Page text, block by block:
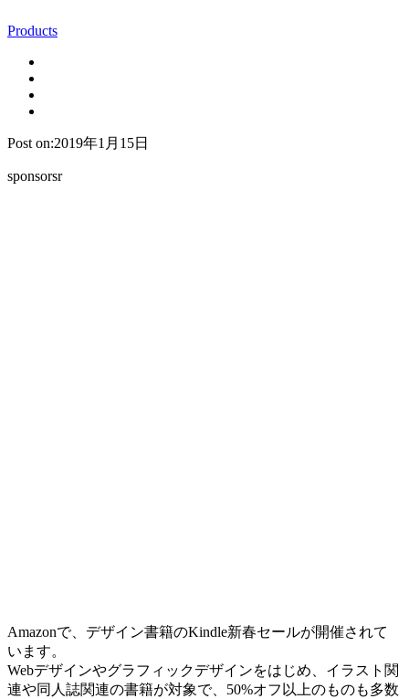
Products
Post on:2019年1月15日
sponsorsr
Amazonで、デザイン書籍のKindle新春セールが開催されて
います。
Webデザインやグラフィックデザインをはじめ、イラスト関
連や同人誌関連の書籍が対象で、50%オフ以上のものも多数